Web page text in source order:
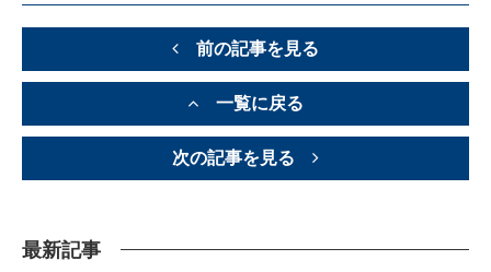
前の記事を見る
一覧に戻る
次の記事を見る
最新記事